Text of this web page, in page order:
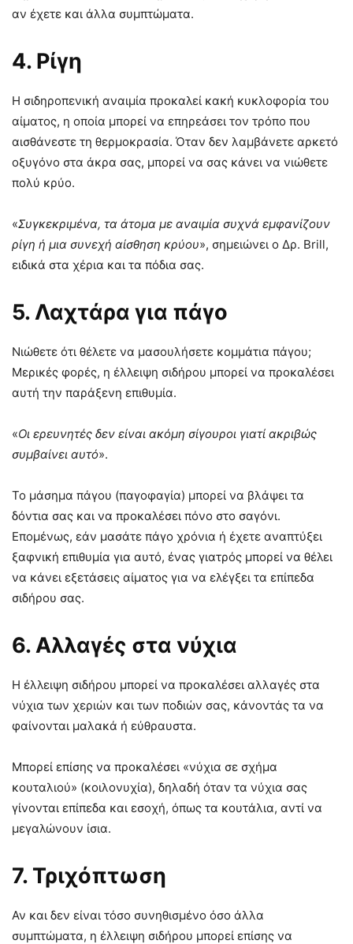
αν έχετε και άλλα συμπτώματα.
4. Ρίγη
Η σιδηροπενική αναιμία προκαλεί κακή κυκλοφορία του
αίματος, η οποία μπορεί να επηρεάσει τον τρόπο που
αισθάνεστε τη θερμοκρασία. Όταν δεν λαμβάνετε αρκετό
οξυγόνο στα άκρα σας, μπορεί να σας κάνει να νιώθετε
πολύ κρύο.
«Συγκεκριμένα, τα άτομα με αναιμία συχνά εμφανίζουν
ρίγη ή μια συνεχή αίσθηση κρύου», σημειώνει ο Δρ. Brill,
ειδικά στα χέρια και τα πόδια σας.
5. Λαχτάρα για πάγο
Νιώθετε ότι θέλετε να μασουλήσετε κομμάτια πάγου;
Μερικές φορές, η έλλειψη σιδήρου μπορεί να προκαλέσει
αυτή την παράξενη επιθυμία.
«Οι ερευνητές δεν είναι ακόμη σίγουροι γιατί ακριβώς
συμβαίνει αυτό».
Το μάσημα πάγου (παγοφαγία) μπορεί να βλάψει τα
δόντια σας και να προκαλέσει πόνο στο σαγόνι.
Επομένως, εάν μασάτε πάγο χρόνια ή έχετε αναπτύξει
ξαφνική επιθυμία για αυτό, ένας γιατρός μπορεί να θέλει
να κάνει εξετάσεις αίματος για να ελέγξει τα επίπεδα
σιδήρου σας.
6. Αλλαγές στα νύχια
Η έλλειψη σιδήρου μπορεί να προκαλέσει αλλαγές στα
νύχια των χεριών και των ποδιών σας, κάνοντάς τα να
φαίνονται μαλακά ή εύθραυστα.
Μπορεί επίσης να προκαλέσει «νύχια σε σχήμα
κουταλιού» (κοιλονυχία), δηλαδή όταν τα νύχια σας
γίνονται επίπεδα και εσοχή, όπως τα κουτάλια, αντί να
μεγαλώνουν ίσια.
7. Τριχόπτωση
Αν και δεν είναι τόσο συνηθισμένο όσο άλλα
συμπτώματα, η έλλειψη σιδήρου μπορεί επίσης να